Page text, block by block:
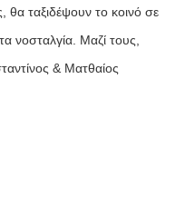
θα ταξιδέψουν το κοινό σε
νοσταλγία. Μαζί τους,
& Ματθαίος